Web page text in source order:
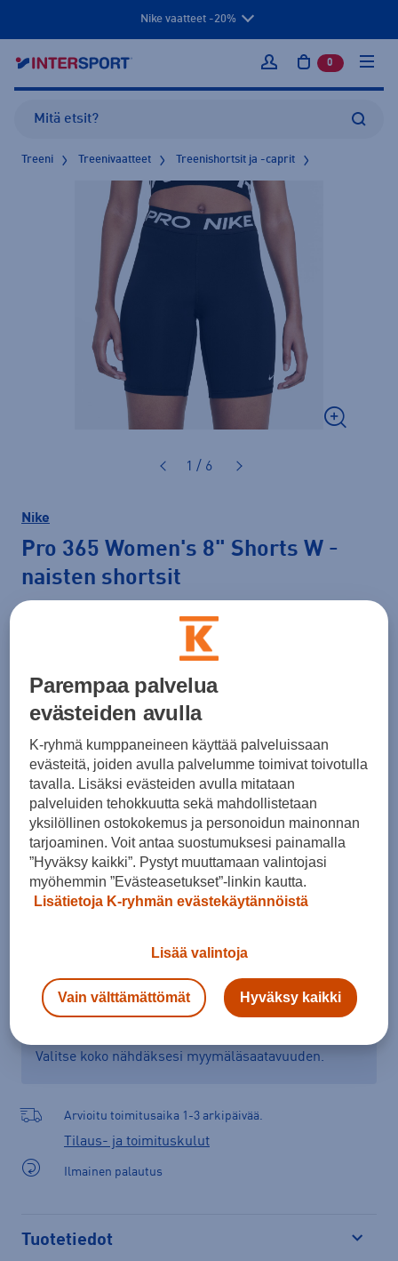
Nike vaatteet -20%
Kirjaudu sisään
0 tuotetta
Treeni Treenivaatteet Treenishortsit ja -caprit
1 / 6
Nike
Pro 365 Women's 8" Shorts W -
naisten shortsit
Koko
M
Kokotaulukko
Lisää ostoskoriin
Verkkokauppa: SaatavillaMyymälät: Saatavilla
Valitse koko nähdäksesi myymäläsaatavuuden.
Arvioitu toimitusaika 1-3 arkipäivää.
Tilaus- ja toimituskulut
Ilmainen palautus
Tuotetiedot
Parempaa palvelua
evästeiden avulla
K-ryhmä kumppaneineen käyttää palveluissaan
evästeitä, joiden avulla palvelumme toimivat toivotulla
tavalla. Lisäksi evästeiden avulla mitataan
palveluiden tehokkuutta sekä mahdollistetaan
yksilöllinen ostokokemus ja personoidun mainonnan
tarjoaminen. Voit antaa suostumuksesi painamalla
”Hyväksy kaikki”. Pystyt muuttamaan valintojasi
myöhemmin ”Evästeasetukset”-linkin kautta.
Lisätietoja K-ryhmän evästekäytännöistä
Lisää valintoja
Vain välttämättömät Hyväksy kaikki